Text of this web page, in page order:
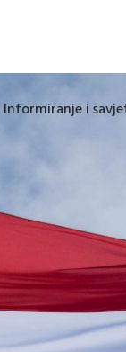
Informiranje i